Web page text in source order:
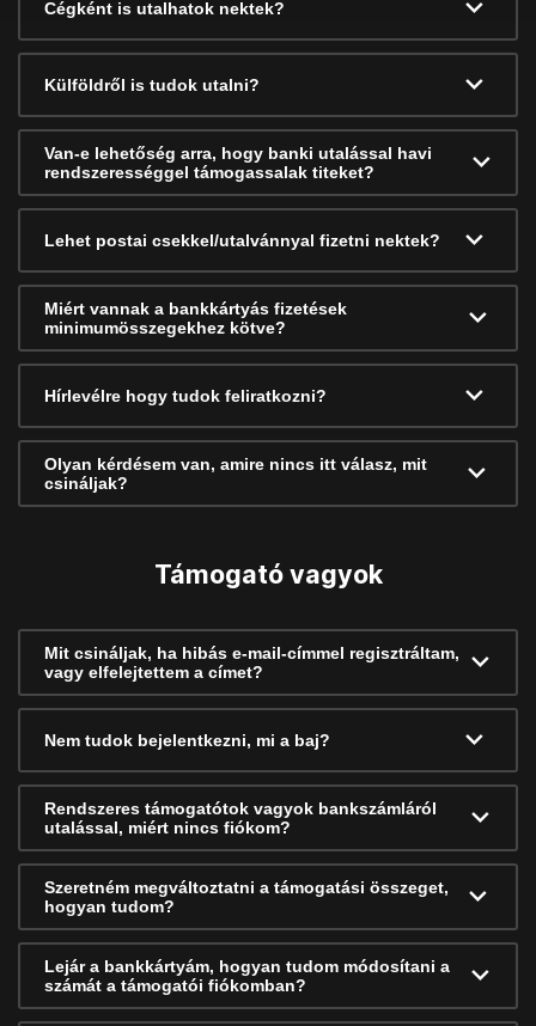
Cégként is utalhatok nektek?
Külföldről is tudok utalni?
Van-e lehetőség arra, hogy banki utalással havi
rendszerességgel támogassalak titeket?
Lehet postai csekkel/utalvánnyal fizetni nektek?
Miért vannak a bankkártyás fizetések
minimumösszegekhez kötve?
Hírlevélre hogy tudok feliratkozni?
Olyan kérdésem van, amire nincs itt válasz, mit
csináljak?
Támogató vagyok
Mit csináljak, ha hibás e-mail-címmel regisztráltam,
vagy elfelejtettem a címet?
Nem tudok bejelentkezni, mi a baj?
Rendszeres támogatótok vagyok bankszámláról
utalással, miért nincs fiókom?
Szeretném megváltoztatni a támogatási összeget,
hogyan tudom?
Lejár a bankkártyám, hogyan tudom módosítani a
számát a támogatói fiókomban?